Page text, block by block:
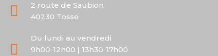
2 route de Saubion
40230 Tosse
Du lundi au vendredi
9h00-12h00 | 13h30-17h00